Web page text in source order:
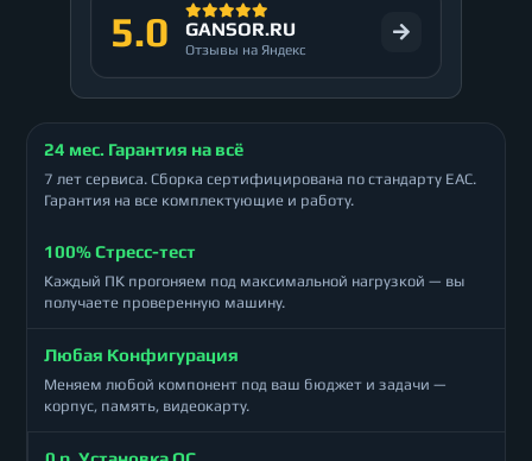
5.0 GANSOR.RU
Отзывы на Яндекс
24 мес. Гарантия на всё
7 лет сервиса. Сборка сертифицирована по стандарту ЕАС.
Гарантия на все комплектующие и работу.
100% Стресс-тест
Каждый ПК прогоняем под максимальной нагрузкой — вы
получаете проверенную машину.
Любая Конфигурация
Меняем любой компонент под ваш бюджет и задачи —
корпус, память, видеокарту.